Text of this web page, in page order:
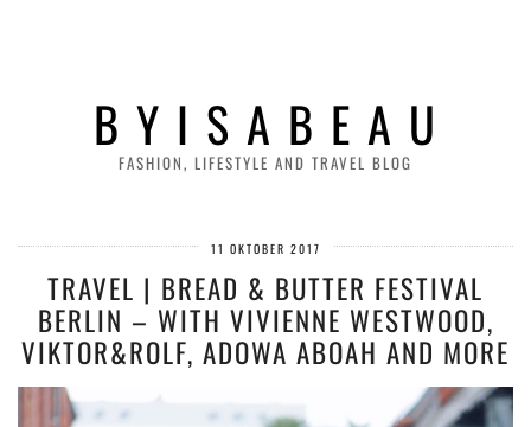
B Y I S A B E A U
FASHION, LIFESTYLE AND TRAVEL BLOG
11 OKTOBER 2017
TRAVEL | BREAD & BUTTER FESTIVAL
BERLIN – WITH VIVIENNE WESTWOOD,
VIKTOR&ROLF, ADOWA ABOAH AND MORE